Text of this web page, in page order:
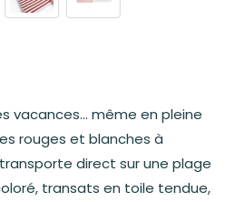
vacances... même en pleine
rouges et blanches à
direct sur une plage
transats en toile tendue,